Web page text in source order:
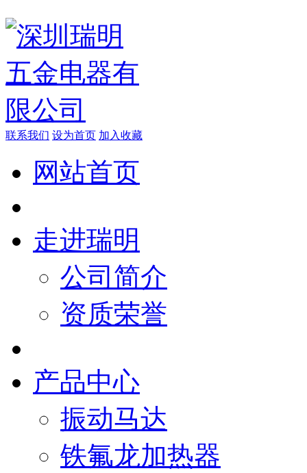
联系我们 设为首页 加入收藏
网站首页
走进瑞明
公司简介
资质荣誉
产品中心
振动马达
铁氟龙加热器